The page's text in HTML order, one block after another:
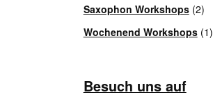
Saxophon Workshops(2)
Wochenend Workshops(1)
Besuch uns auf